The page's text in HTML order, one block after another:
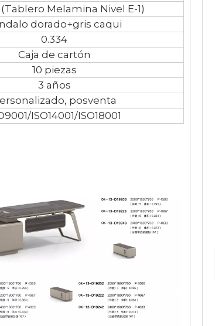
Melamina Nivel E-1)
dorado+gris caqui
0.334
Caja de cartón
10 piezas
3 años
posventa
ISO14001/ISO18001